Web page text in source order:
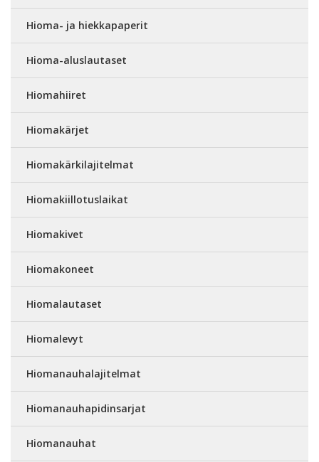
Hioma- ja hiekkapaperit
Hioma-aluslautaset
Hiomahiiret
Hiomakärjet
Hiomakärkilajitelmat
Hiomakiillotuslaikat
Hiomakivet
Hiomakoneet
Hiomalautaset
Hiomalevyt
Hiomanauhalajitelmat
Hiomanauhapidinsarjat
Hiomanauhat